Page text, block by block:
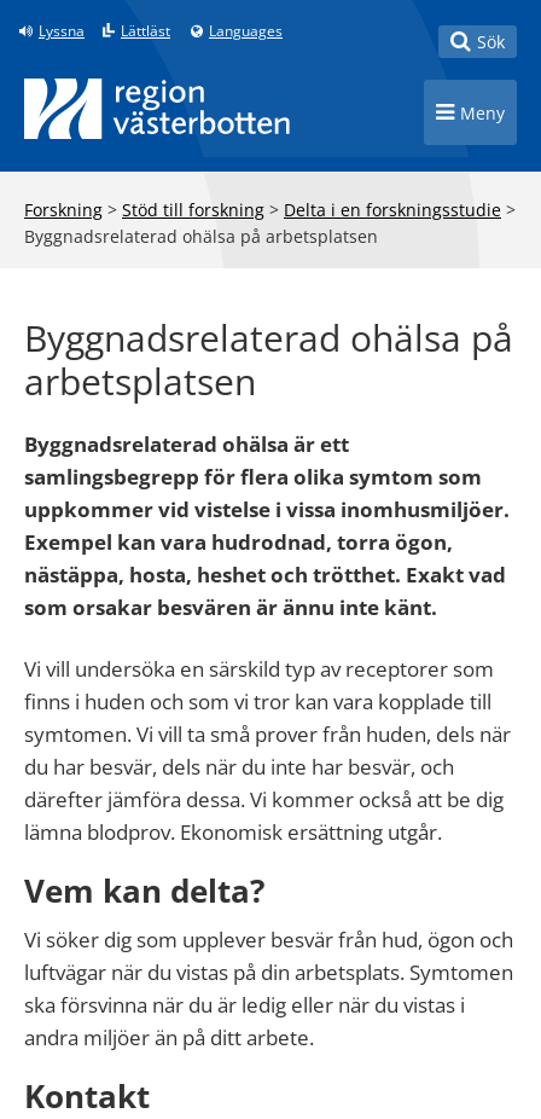
Till innehåll på sidan
Lyssna Lättläst Languages Toggle
Sök
Toggle
Meny
Forskning > Stöd till forskning > Delta i en forskningsstudie >
Byggnadsrelaterad ohälsa på arbetsplatsen
Byggnadsrelaterad ohälsa på
arbetsplatsen
Byggnadsrelaterad ohälsa är ett
samlingsbegrepp för flera olika symtom som
uppkommer vid vistelse i vissa inomhusmiljöer.
Exempel kan vara hudrodnad, torra ögon,
nästäppa, hosta, heshet och trötthet. Exakt vad
som orsakar besvären är ännu inte känt.
Vi vill undersöka en särskild typ av receptorer som
finns i huden och som vi tror kan vara kopplade till
symtomen. Vi vill ta små prover från huden, dels när
du har besvär, dels när du inte har besvär, och
därefter jämföra dessa. Vi kommer också att be dig
lämna blodprov. Ekonomisk ersättning utgår.
Vem kan delta?
Vi söker dig som upplever besvär från hud, ögon och
luftvägar när du vistas på din arbetsplats. Symtomen
ska försvinna när du är ledig eller när du vistas i
andra miljöer än på ditt arbete.
Kontakt